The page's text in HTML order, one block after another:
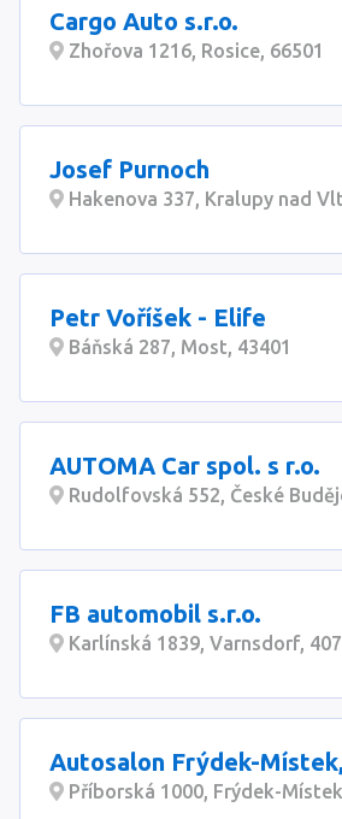
Cargo Auto s.r.o.
Zhořova 1216, Rosice, 66501
Josef Purnoch
Hakenova 337, Kralupy nad
Petr Voříšek - Elife
Báňská 287, Most, 43401
AUTOMA Car spol. s r.o.
Rudolfovská 552, České
FB automobil s.r.o.
Karlínská 1839, Varnsdorf,
Autosalon Frýdek-
Příborská 1000, Frýdek-